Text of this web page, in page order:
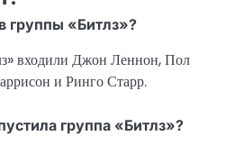
группы «Битлз»?
входили Джон Леннон, Пол
и Ринго Старр.
группа «Битлз»?